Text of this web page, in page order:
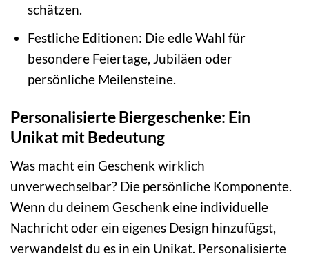
schätzen.
Festliche Editionen: Die edle Wahl für
besondere Feiertage, Jubiläen oder
persönliche Meilensteine.
Personalisierte Biergeschenke: Ein
Unikat mit Bedeutung
Was macht ein Geschenk wirklich
unverwechselbar? Die persönliche Komponente.
Wenn du deinem Geschenk eine individuelle
Nachricht oder ein eigenes Design hinzufügst,
verwandelst du es in ein Unikat. Personalisierte